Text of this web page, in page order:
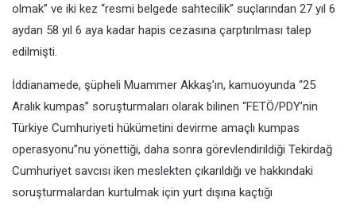
olmak” ve iki kez “resmi belgede sahtecilik” suçlarından 27 yıl 6
aydan 58 yıl 6 aya kadar hapis cezasına çarptırılması talep
edilmişti.
İddianamede, şüpheli Muammer Akkaş’ın, kamuoyunda “25
Aralık kumpas” soruşturmaları olarak bilinen “FETÖ/PDY’nin
Türkiye Cumhuriyeti hükümetini devirme amaçlı kumpas
operasyonu”nu yönettiği, daha sonra görevlendirildiği Tekirdağ
Cumhuriyet savcısı iken meslekten çıkarıldığı ve hakkındaki
soruşturmalardan kurtulmak için yurt dışına kaçtığı